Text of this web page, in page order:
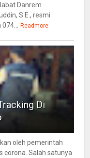
Danrem
S.E., resmi
Readmore
Di
oleh pemerintah
corona. Salah satunya